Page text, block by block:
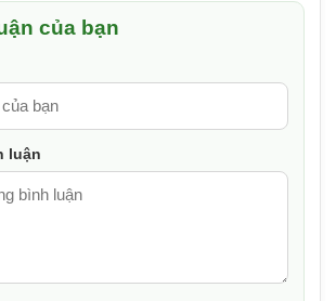
của bạn
luận